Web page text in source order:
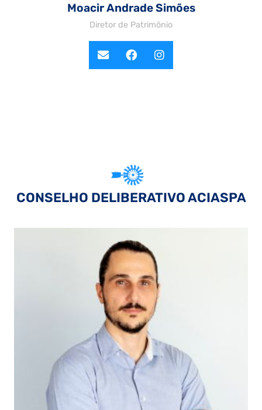
Moacir Andrade Simões
Diretor de Patrimônio
CONSELHO DELIBERATIVO ACIASPA